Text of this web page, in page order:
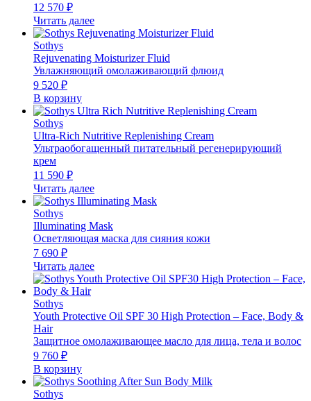
12 570 ₽
Читать далее
Sothys
Rejuvenating Moisturizer Fluid
Увлажняющий омолаживающий флюид
9 520 ₽
В корзину
Sothys
Ultra-Rich Nutritive Replenishing Cream
Ультраобогащенный питательный регенерирующий
крем
11 590 ₽
Читать далее
Sothys
Illuminating Mask
Осветляющая маска для сияния кожи
7 690 ₽
Читать далее
Sothys
Youth Protective Oil SPF 30 High Protection – Face, Body &
Hair
Защитное омолаживающее масло для лица, тела и волос
9 760 ₽
В корзину
Sothys